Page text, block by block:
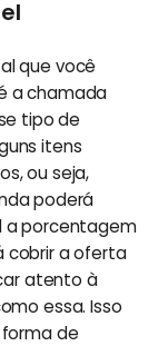
que você
a chamada
tipo de
itens
ou seja,
poderá
a porcentagem
cobrir a oferta
atento à
essa. Isso
de